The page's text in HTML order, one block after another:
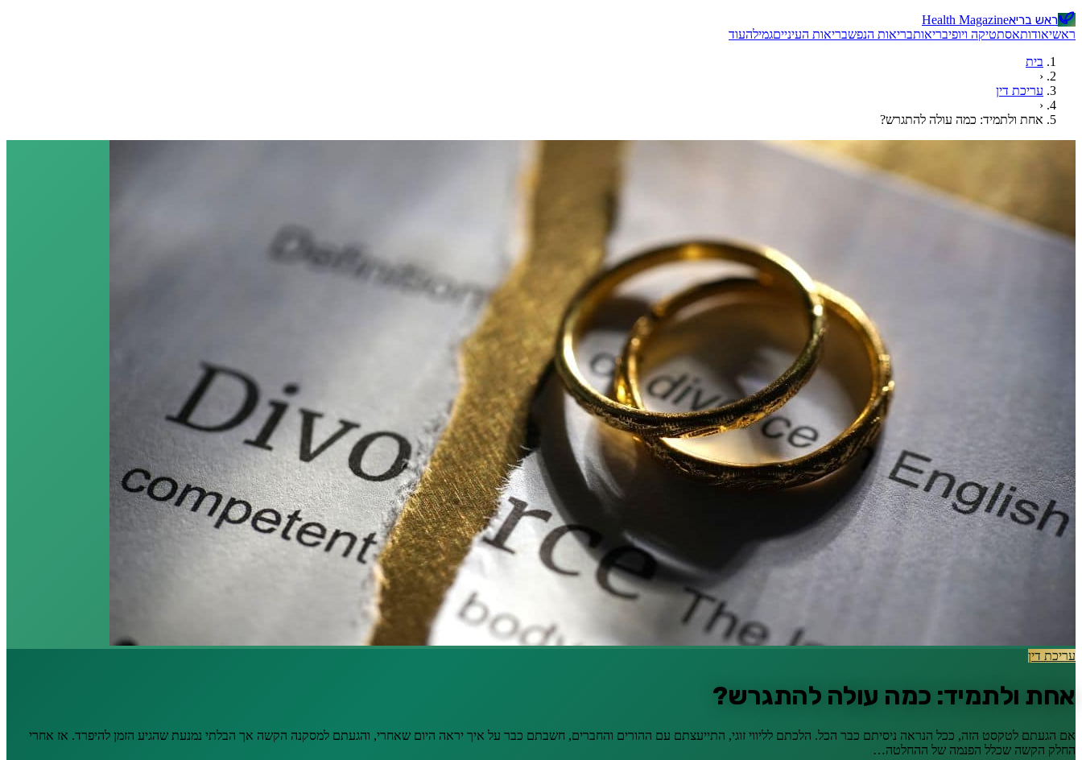
ראש בריאHealth Magazine
ראשיאודותאסתטיקה ויופיבריאותבריאות הנפשבריאות העינייםגמילהעוד
בית
‹
עריכת דין
‹
אחת ולתמיד: כמה עולה להתגרש?
עריכת דין
אחת ולתמיד: כמה עולה להתגרש?
אם הגעתם לטקסט הזה, ככל הנראה ניסיתם כבר הכל. הלכתם לליווי זוגי, התייעצתם עם ההורים והחברים, חשבתם כבר על איך יראה היום שאחרי, והגעתם למסקנה הקשה אך הבלתי נמנעת שהגיע הזמן להיפרד. אז אחרי
החלק הקשה שכלל הפנמה של ההחלטה…